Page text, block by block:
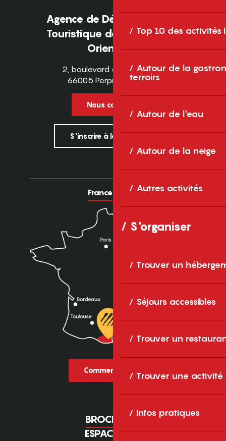
Top 10 des activités
Autour de la
terroirs
Autour de l'eau
Autour de la neige
Autres activités
S'organiser
Trouver un
Séjours accessibles
Trouver un
Trouver une activité
Infos pratiques
Agence de Développement
Touristique des Pyrénées-
Orientales
2, boulevard des Pyrénées
66005 Perpignan Cedex
Nous contacter
S'inscrire à la newsletter
France Europe
Comment venir ?
BROCHURES
ESPACE PRO